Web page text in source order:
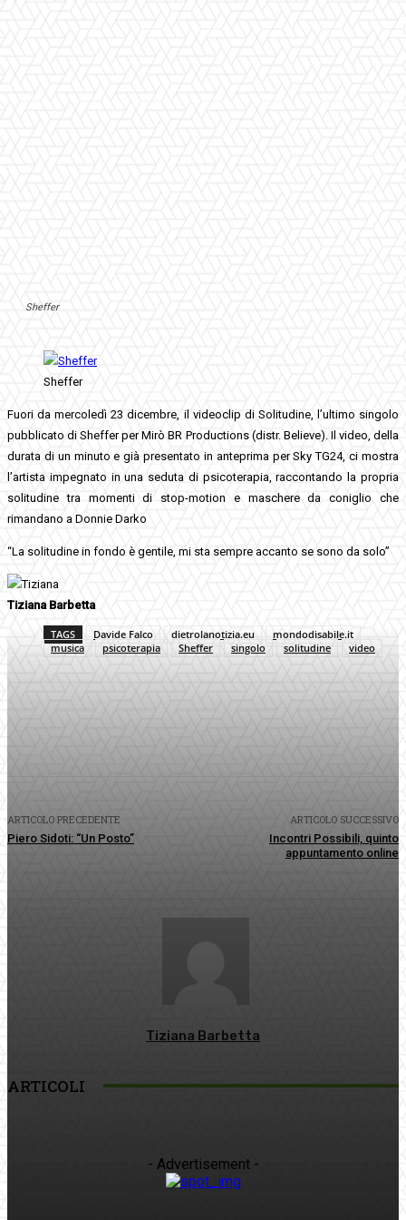
Sheffer
Sheffer
Fuori da mercoledì 23 dicembre, il videoclip di Solitudine, l’ultimo singolo
pubblicato di Sheffer per Mirò BR Productions (distr. Believe). Il video, della
durata di un minuto e già presentato in anteprima per Sky TG24, ci mostra
l’artista impegnato in una seduta di psicoterapia, raccontando la propria
solitudine tra momenti di stop-motion e maschere da coniglio che
rimandano a Donnie Darko
“La solitudine in fondo è gentile, mi sta sempre accanto se sono da solo”
Tiziana Barbetta
TAGS Davide Falco dietrolanotizia.eu
mondodisabile.it
musica
psicoterapia Sheffer singolo solitudine video
ARTICOLO PRECEDENTE
Piero Sidoti: “Un Posto”
ARTICOLO SUCCESSIVO
Incontri Possibili, quinto
appuntamento online
Tiziana Barbetta
ARTICOLI
- Advertisement -